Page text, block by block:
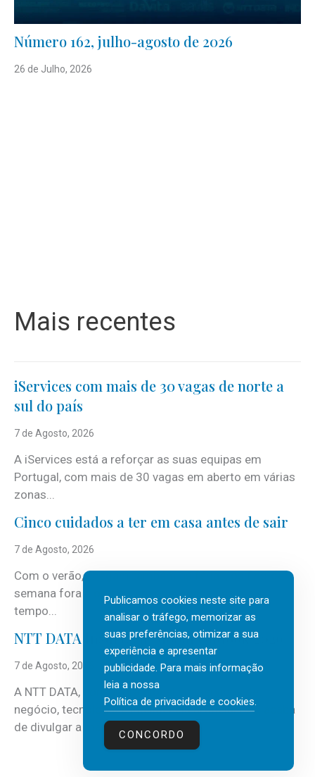
Número 162, julho-agosto de 2026
26 de Julho, 2026
Mais recentes
iServices com mais de 30 vagas de norte a
sul do país
7 de Agosto, 2026
A iServices está a reforçar as suas equipas em
Portugal, com mais de 30 vagas em aberto em várias
zonas...
Cinco cuidados a ter em casa antes de sair
7 de Agosto, 2026
Com o verão, chegam também as férias, os fins-de-
semana fora e os dias em que a casa fica mais
tempo...
NTT DATA Insurtech Global Outlook 2026
7 de Agosto, 2026
A NTT DATA, consultora global em serviços de
negócio, tecnologia e inteligência artificial (IA), acaba
de divulgar a mais recente...
Publicamos cookies neste site para
analisar o tráfego, memorizar as
suas preferências, otimizar a sua
experiência e apresentar
publicidade. Para mais informação
leia a nossa
Política de privacidade e cookies.
CONCORDO